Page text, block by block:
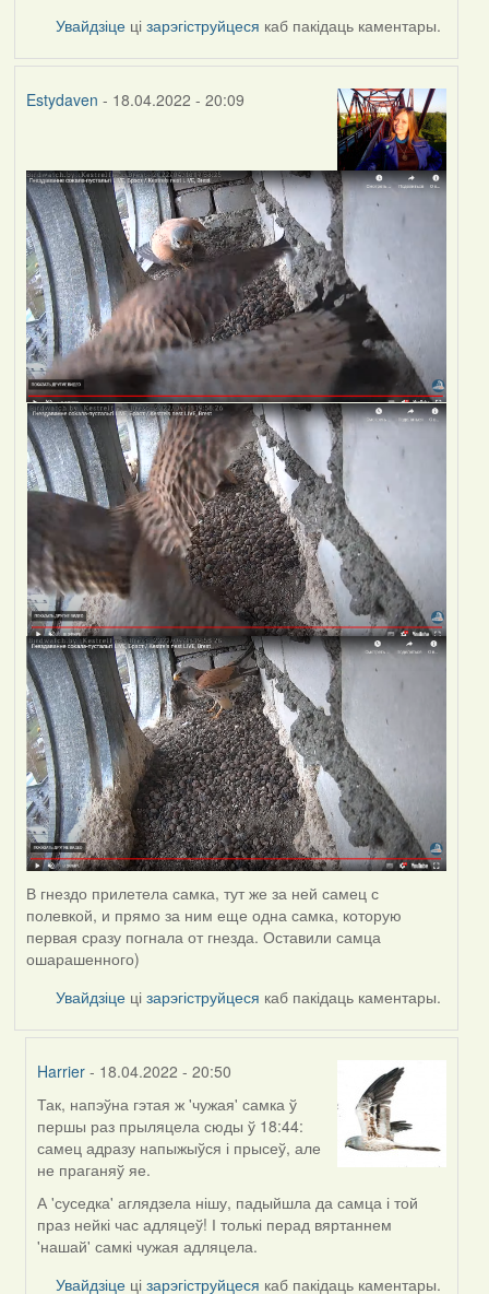
Увайдзіце цізарэгіструйцеся каб пакідаць каментары.
Estydaven - 18.04.2022 - 20:09
В гнездо прилетела самка, тут же за ней самец с
полевкой, и прямо за ним еще одна самка, которую
первая сразу погнала от гнезда. Оставили самца
ошарашенного)
Увайдзіце цізарэгіструйцеся каб пакідаць каментары.
Harrier - 18.04.2022 - 20:50
In
reply
to
by
Estydaven
Так, напэўна гэтая ж 'чужая' самка ў
першы раз прыляцела сюды ў 18:44:
самец адразу напыжыўся і прысеў, але
не праганяў яе.
А 'суседка' аглядзела нішу, падыйшла да самца і той
праз нейкі час адляцеў! І толькі перад вяртаннем
'нашай' самкі чужая адляцела.
Увайдзіце цізарэгіструйцеся каб пакідаць каментары.